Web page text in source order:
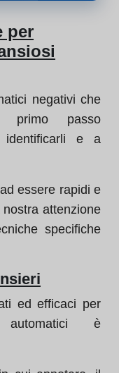
per
negativi che
primo passo
identificarli e a
essere rapidi e
attenzione
specifiche
ed efficaci per
è